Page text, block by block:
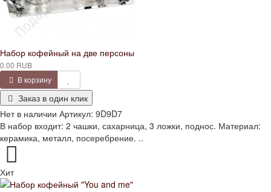
Набор кофейный на две персоны
0.00 RUB
В корзину
Заказ в один клик
Нет в наличии Артикул: 9D9D7
В набор входит: 2 чашки, сахарница, 3 ложки, поднос. Материал:
керамика, металл, посеребрение. ..
Хит